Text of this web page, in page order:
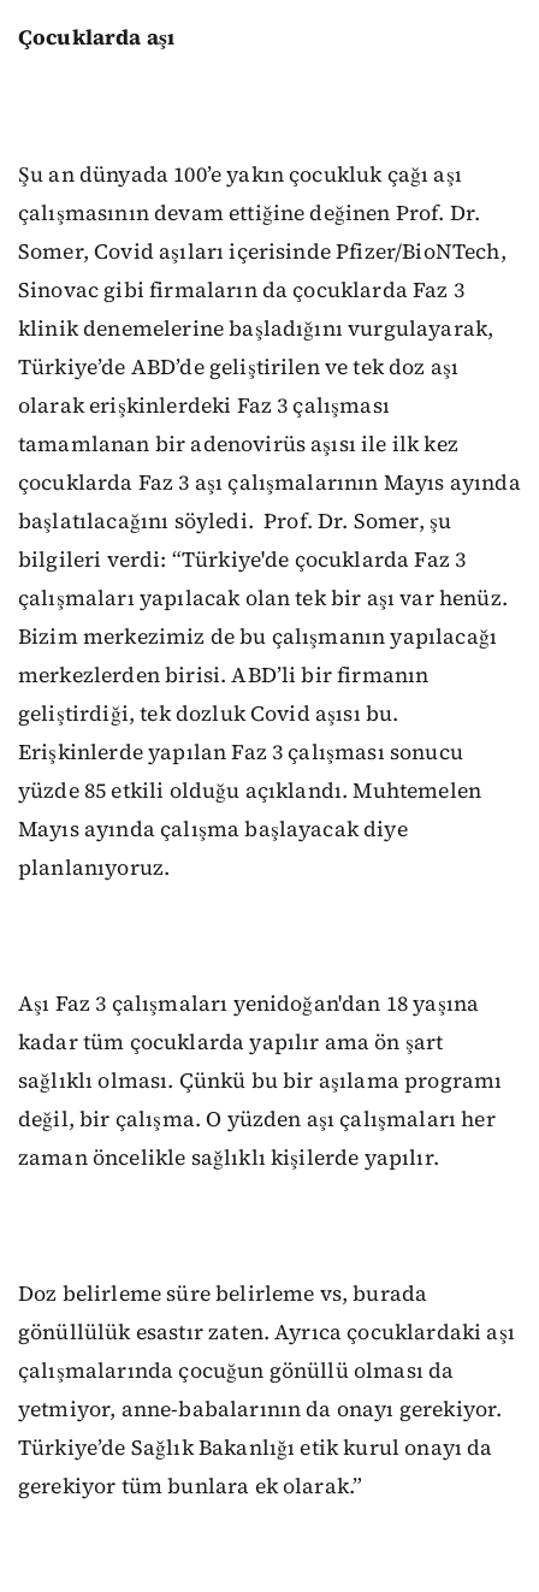
Çocuklarda aşı
Şu an dünyada 100’e yakın çocukluk çağı aşı
çalışmasının devam ettiğine değinen Prof. Dr.
Somer, Covid aşıları içerisinde Pfizer/BioNTech,
Sinovac gibi firmaların da çocuklarda Faz 3
klinik denemelerine başladığını vurgulayarak,
Türkiye’de ABD’de geliştirilen ve tek doz aşı
olarak erişkinlerdeki Faz 3 çalışması
tamamlanan bir adenovirüs aşısı ile ilk kez
çocuklarda Faz 3 aşı çalışmalarının Mayıs ayında
başlatılacağını söyledi. Prof. Dr. Somer, şu
bilgileri verdi: “Türkiye'de çocuklarda Faz 3
çalışmaları yapılacak olan tek bir aşı var henüz.
Bizim merkezimiz de bu çalışmanın yapılacağı
merkezlerden birisi. ABD’li bir firmanın
geliştirdiği, tek dozluk Covid aşısı bu.
Erişkinlerde yapılan Faz 3 çalışması sonucu
yüzde 85 etkili olduğu açıklandı. Muhtemelen
Mayıs ayında çalışma başlayacak diye
planlanıyoruz.
Aşı Faz 3 çalışmaları yenidoğan'dan 18 yaşına
kadar tüm çocuklarda yapılır ama ön şart
sağlıklı olması. Çünkü bu bir aşılama programı
değil, bir çalışma. O yüzden aşı çalışmaları her
zaman öncelikle sağlıklı kişilerde yapılır.
Doz belirleme süre belirleme vs, burada
gönüllülük esastır zaten. Ayrıca çocuklardaki aşı
çalışmalarında çocuğun gönüllü olması da
yetmiyor, anne-babalarının da onayı gerekiyor.
Türkiye’de Sağlık Bakanlığı etik kurul onayı da
gerekiyor tüm bunlara ek olarak.”